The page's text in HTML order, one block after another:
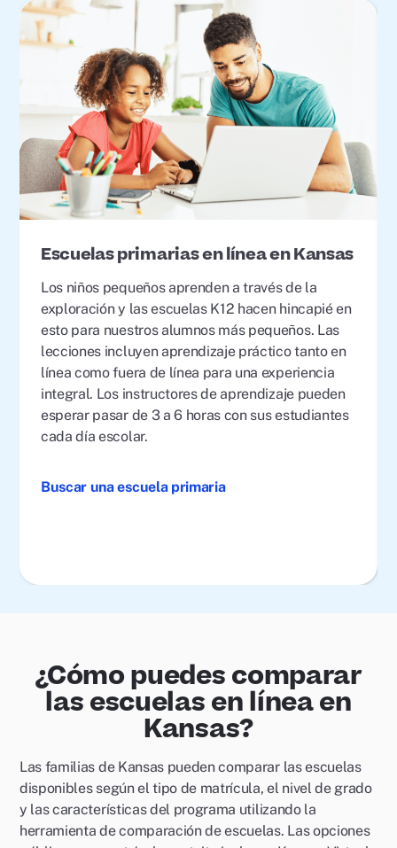
Escuelas primarias en línea en Kansas
Los niños pequeños aprenden a través de la
exploración y las escuelas K12 hacen hincapié en
esto para nuestros alumnos más pequeños. Las
lecciones incluyen aprendizaje práctico tanto en
línea como fuera de línea para una experiencia
integral. Los instructores de aprendizaje pueden
esperar pasar de 3 a 6 horas con sus estudiantes
cada día escolar.
Buscar una escuela primaria
¿Cómo puedes comparar
las escuelas en línea en
Kansas?
Las familias de Kansas pueden comparar las escuelas
disponibles según el tipo de matrícula, el nivel de grado
y las características del programa utilizando la
herramienta de comparación de escuelas. Las opciones